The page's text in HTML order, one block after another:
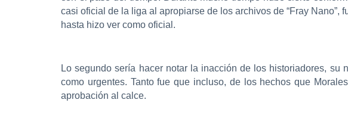
casi oficial de la liga al apropiarse de los archivos de “Fray
hasta hizo ver como oficial.
Lo segundo sería hacer notar la inacción de los historiadores,
como urgentes. Tanto fue que incluso, de los hechos que
aprobación al calce.